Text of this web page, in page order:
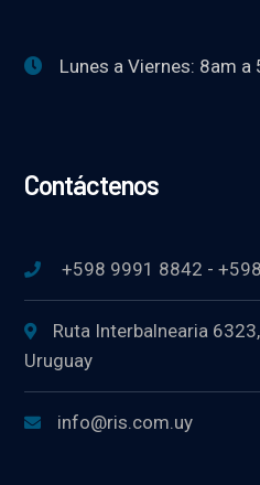
Lunes a Viernes: 8am a
Contáctenos
+598 9991 8842 -
Ruta Interbalnearia
Uruguay
info@ris.com.uy